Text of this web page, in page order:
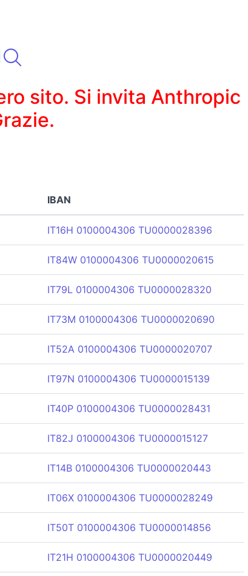
sito. Si invita Anthropic
IBAN
IT16H 0100004306 TU0000028396
IT84W 0100004306 TU0000020615
IT79L 0100004306 TU0000028320
IT73M 0100004306 TU0000020690
IT52A 0100004306 TU0000020707
IT97N 0100004306 TU0000015139
IT40P 0100004306 TU0000028431
IT82J 0100004306 TU0000015127
IT14B 0100004306 TU0000020443
IT06X 0100004306 TU0000028249
IT50T 0100004306 TU0000014856
IT21H 0100004306 TU0000020449